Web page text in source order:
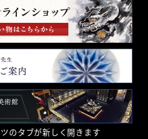
のタブが新しく開きます